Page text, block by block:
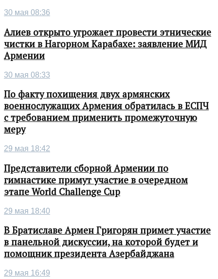
30 мая 08:36
Алиев открыто угрожает провести этнические
чистки в Нагорном Карабахе: заявление МИД
Армении
30 мая 08:33
По факту похищения двух армянских
военнослужащих Армения обратилась в ЕСПЧ
с требованием применить промежуточную
меру
29 мая 18:42
Представители сборной Армении по
гимнастике примут участие в очередном
этапе World Challenge Cup
29 мая 18:40
В Братиславе Армен Григорян примет участие
в панельной дискуссии, на которой будет и
помощник президента Азербайджана
29 мая 16:49